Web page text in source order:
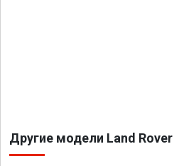
Другие модели Land Rover